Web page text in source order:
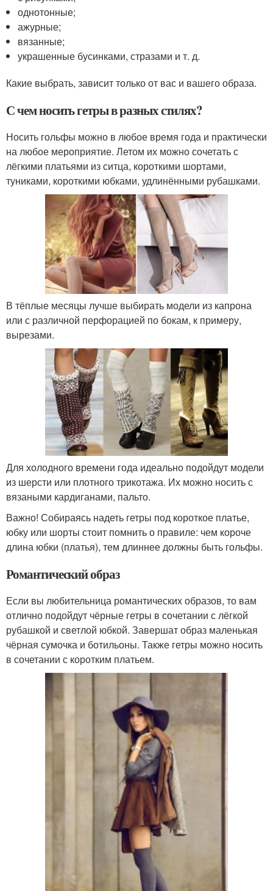
однотонные;
ажурные;
вязанные;
украшенные бусинками, стразами и т. д.
Какие выбрать, зависит только от вас и вашего образа.
С чем носить гетры в разных стилях?
Носить гольфы можно в любое время года и практически
на любое мероприятие. Летом их можно сочетать с
лёгкими платьями из ситца, короткими шортами,
туниками, короткими юбками, удлинёнными рубашками.
В тёплые месяцы лучше выбирать модели из капрона
или с различной перфорацией по бокам, к примеру,
вырезами.
Для холодного времени года идеально подойдут модели
из шерсти или плотного трикотажа. Их можно носить с
вязаными кардиганами, пальто.
Важно! Собираясь надеть гетры под короткое платье,
юбку или шорты стоит помнить о правиле: чем короче
длина юбки (платья), тем длиннее должны быть гольфы.
Романтический образ
Если вы любительница романтических образов, то вам
отлично подойдут чёрные гетры в сочетании с лёгкой
рубашкой и светлой юбкой. Завершат образ маленькая
чёрная сумочка и ботильоны. Также гетры можно носить
в сочетании с коротким платьем.